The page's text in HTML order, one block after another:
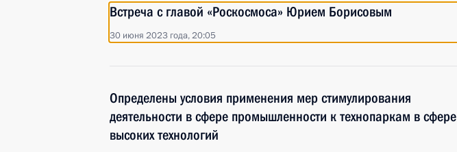
Встреча с главой «Роскосмоса» Юрием Борисовым
30 июня 2023 года, 20:05
Определены условия применения мер стимулирования
деятельности в сфере промышленности к технопаркам в сфере
высоких технологий